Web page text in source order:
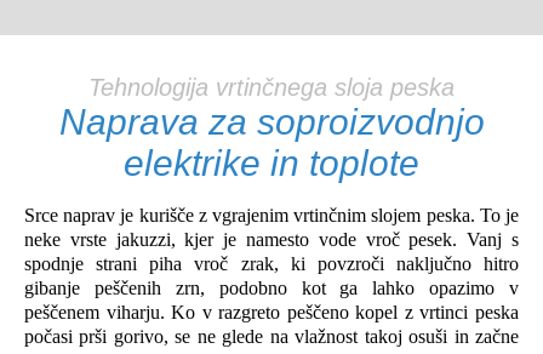
Tehnologija vrtinčnega sloja peska
Naprava za soproizvodnjo
elektrike in toplote
Srce naprav je kurišče z vgrajenim vrtinčnim slojem peska. To je
neke vrste jakuzzi, kjer je namesto vode vroč pesek. Vanj s
spodnje strani piha vroč zrak, ki povzroči naključno hitro
gibanje peščenih zrn, podobno kot ga lahko opazimo v
peščenem viharju. Ko v razgreto peščeno kopel z vrtinci peska
počasi prši gorivo, se ne glede na vlažnost takoj osuši in začne